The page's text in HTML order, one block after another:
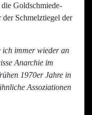
Goldschmiede-
Schmelztiegel der
ich immer wieder an
Anarchie im
1970er Jahre in
Assoziationen